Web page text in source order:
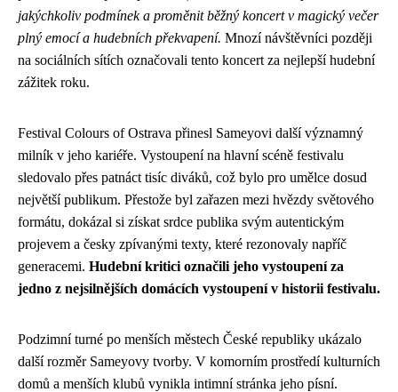
jakýchkoliv podmínek a proměnit běžný koncert v magický večer
plný emocí a hudebních překvapení. Mnozí návštěvníci později
na sociálních sítích označovali tento koncert za nejlepší hudební
zážitek roku.
Festival Colours of Ostrava přinesl Sameyovi další významný
milník v jeho kariéře. Vystoupení na hlavní scéně festivalu
sledovalo přes patnáct tisíc diváků, což bylo pro umělce dosud
největší publikum. Přestože byl zařazen mezi hvězdy světového
formátu, dokázal si získat srdce publika svým autentickým
projevem a česky zpívanými texty, které rezonovaly napříč
generacemi. Hudební kritici označili jeho vystoupení za
jedno z nejsilnějších domácích vystoupení v historii festivalu.
Podzimní turné po menších městech České republiky ukázalo
další rozměr Sameyovy tvorby. V komorním prostředí kulturních
domů a menších klubů vynikla intimní stránka jeho písní.